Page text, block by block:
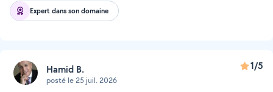
Expert dans son domaine
Hamid B.
posté le 25 juil. 2026
1/5